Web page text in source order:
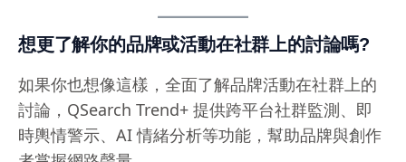
想更了解你的品牌或活動在社群上的討論嗎?
如果你也想像這樣，全面了解品牌活動在社群上的
討論，QSearch Trend+ 提供跨平台社群監測、即
時輿情警示、AI 情緒分析等功能，幫助品牌與創作